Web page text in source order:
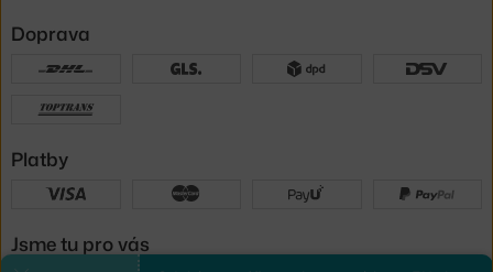
Doprava
Platby
Jsme tu pro vás